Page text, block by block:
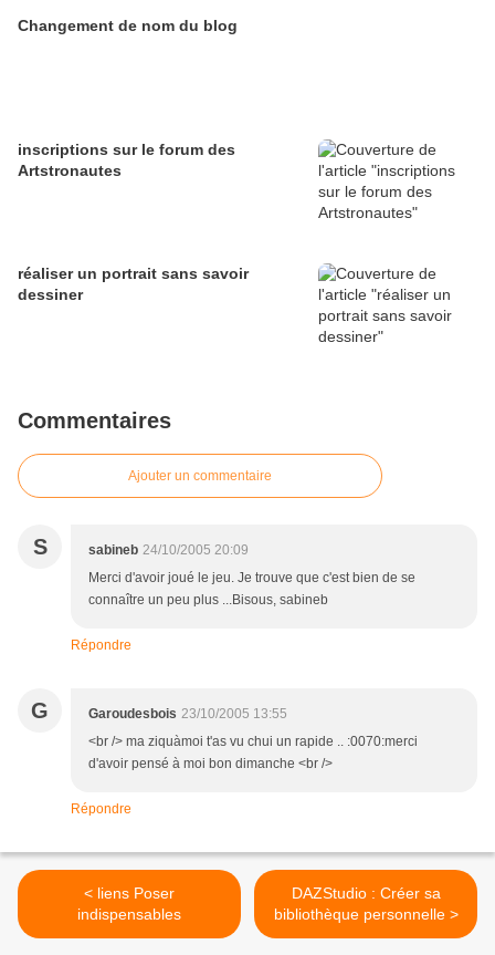
Changement de nom du blog
inscriptions sur le forum des
Artstronautes
réaliser un portrait sans savoir
dessiner
Commentaires
Ajouter un commentaire
S sabineb 24/10/2005 20:09
Merci d'avoir joué le jeu. Je trouve que c'est bien de se
connaître un peu plus ...Bisous, sabineb
Répondre
G Garoudesbois 23/10/2005 13:55
<br /> ma ziquàmoi t'as vu chui un rapide .. :0070:merci
d'avoir pensé à moi bon dimanche <br />
Répondre
< liens Poser
indispensables
DAZStudio : Créer sa
bibliothèque personnelle >